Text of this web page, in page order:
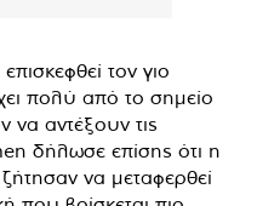
τον γιο
πολύ από το σημείο
αντέξουν τις
δήλωσε επίσης ότι η
ζήτησαν να μεταφερθεί